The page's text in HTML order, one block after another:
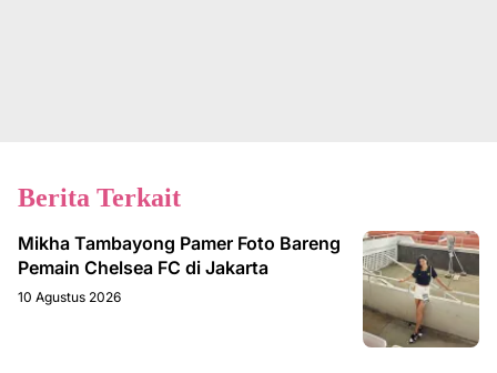
Berita Terkait
Mikha Tambayong Pamer Foto Bareng
Pemain Chelsea FC di Jakarta
10 Agustus 2026